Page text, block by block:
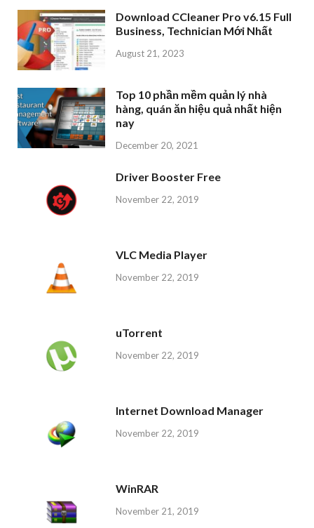
Download CCleaner Pro v6.15 Full
Business, Technician Mới Nhất
August 21, 2023
Top 10 phần mềm quản lý nhà
hàng, quán ăn hiệu quả nhất hiện
nay
December 20, 2021
Driver Booster Free
November 22, 2019
VLC Media Player
November 22, 2019
uTorrent
November 22, 2019
Internet Download Manager
November 22, 2019
WinRAR
November 21, 2019